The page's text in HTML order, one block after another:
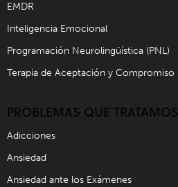
EMDR
Inteligencia Emocional
Programación Neurolingüística (PNL)
Terapia de Aceptación y Compromiso
PROBLEMAS QUE TRATAMOS
Adicciones
Ansiedad
Ansiedad ante los Exámenes